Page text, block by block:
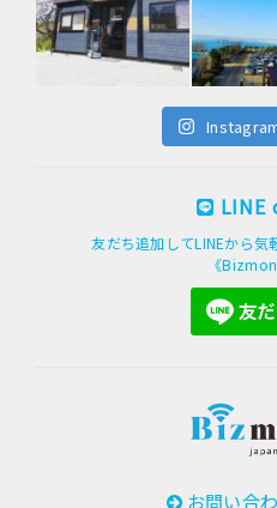
LINE
友だち追加してLINEから気
《
お問い合